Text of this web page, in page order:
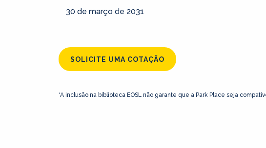
30 de março de 2031
SOLICITE UMA COTAÇÃO
*A inclusão na biblioteca EOSL não garante que a Park Place seja